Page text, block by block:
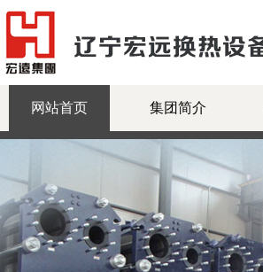
网站首页 集团简介